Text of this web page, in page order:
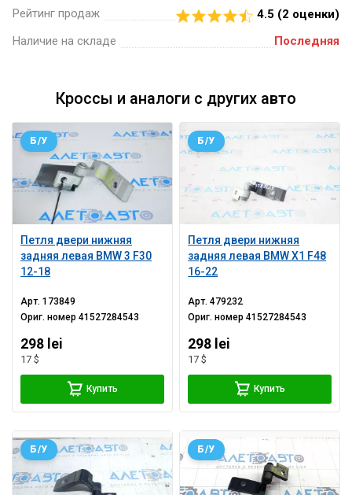
Рейтинг продаж
4.5 (2 оценки)
Наличие на складе
Последняя
Кроссы и аналоги с других авто
Петля двери нижняя
задняя левая BMW 3 F30
12-18
Б/У
Арт.173849
Ориг. номер41527284543
298 lei
17 $
Купить
Петля двери нижняя
задняя левая BMW X1 F48
16-22
Б/У
Арт.479232
Ориг. номер41527284543
298 lei
17 $
Купить
Б/У Б/У